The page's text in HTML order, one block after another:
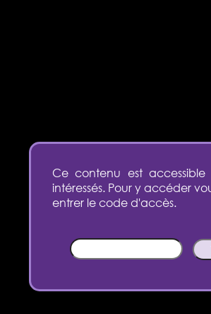
Ce contenu est accessible
intéressés. Pour y accéder
entrer le code d'accès.